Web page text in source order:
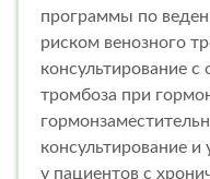
программы по
риском венозного
консультирование с
тромбоза при
консультирование и
у пациентов с